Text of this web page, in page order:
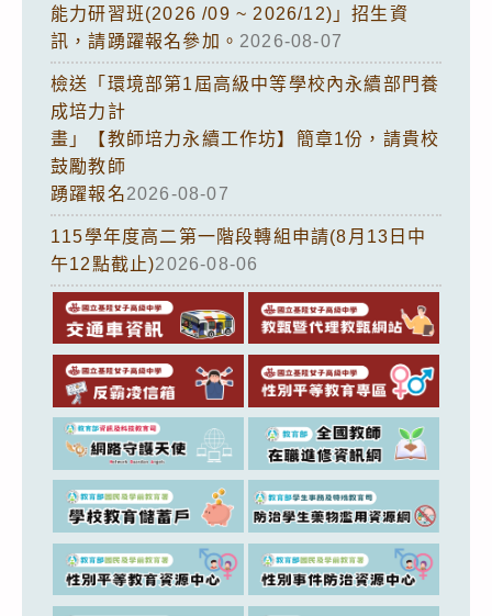
能力研習班(2026 /09 ~ 2026/12)」招生資
訊，請踴躍報名參加。 2026-08-07
檢送「環境部第1屆高級中等學校內永續部門養
成培力計
畫」【教師培力永續工作坊】簡章1份，請貴校
鼓勵教師
踴躍報名2026-08-07
115學年度高二第一階段轉組申請(8月13日中
午12點截止)2026-08-06